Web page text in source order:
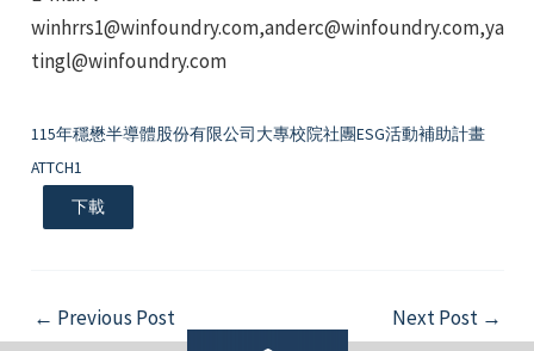
winhrrs1@winfoundry.com,anderc@winfoundry.com,ya
tingl@winfoundry.com
115年穩懋半導體股份有限公司大專校院社團ESG活動補助計畫
ATTCH1
下載
Post
← Previous Post Next Post →